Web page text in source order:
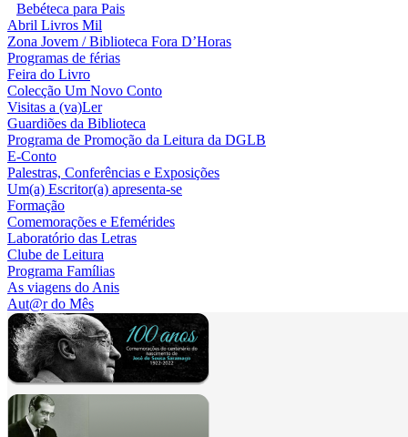
Bebéteca para Pais
Abril Livros Mil
Zona Jovem / Biblioteca Fora D’Horas
Programas de férias
Feira do Livro
Colecção Um Novo Conto
Visitas a (va)Ler
Guardiões da Biblioteca
Programa de Promoção da Leitura da DGLB
E-Conto
Palestras, Conferências e Exposições
Um(a) Escritor(a) apresenta-se
Formação
Comemorações e Efemérides
Laboratório das Letras
Clube de Leitura
Programa Famílias
As viagens do Anis
Aut@r do Mês